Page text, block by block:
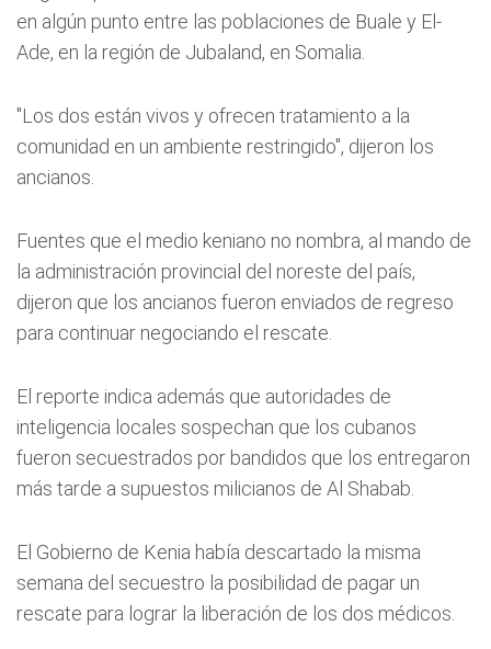
en algún punto entre las poblaciones de Buale y El-
Ade, en la región de Jubaland, en Somalia.
"Los dos están vivos y ofrecen tratamiento a la
comunidad en un ambiente restringido", dijeron los
ancianos.
Fuentes que el medio keniano no nombra, al mando de
la administración provincial del noreste del país,
dijeron que los ancianos fueron enviados de regreso
para continuar negociando el rescate.
El reporte indica además que autoridades de
inteligencia locales sospechan que los cubanos
fueron secuestrados por bandidos que los entregaron
más tarde a supuestos milicianos de Al Shabab.
El Gobierno de Kenia había descartado la misma
semana del secuestro la posibilidad de pagar un
rescate para lograr la liberación de los dos médicos.